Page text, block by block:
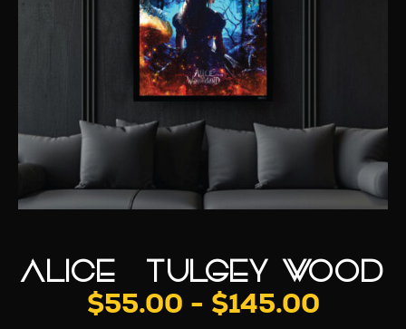
ALICE – TULGEY WOOD
$55.00 - $145.00